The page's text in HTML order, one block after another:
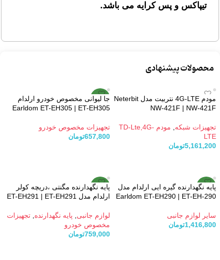
تیپاکس و پس کرایه می باشد.
محصولات پیشنهادی
مودم 4G-LTE نتربیت مدل Neterbit
NW-421F | NW-421F
تجهیزات شبکه
مودم TD-Lte,4G-
LTE
5,161,200تومان
جدید
جا لیوانی مخصوص خودرو ارلدام
Earldom ET-EH305 | ET-EH305
تجهیزات مخصوص خودرو
657,800تومان
جدید
پایه نگهدارنده گیره ایی ارلدام مدل
Earldom ET-EH290 | ET-EH-290
سایر لوازم جانبی
1,416,800تومان
جدید
پایه نگهدارنده مگنتی ،دریچه کولر
ارلدام مدل ET-EH291 | ET-EH291
لوازم جانبی پایه نگهدارنده تجهیزات
مخصوص خودرو
759,000تومان